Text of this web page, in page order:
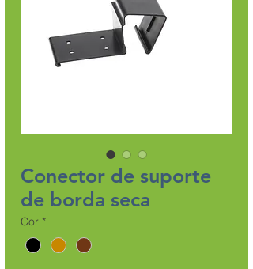
Conector de suporte
de borda seca
Cor *